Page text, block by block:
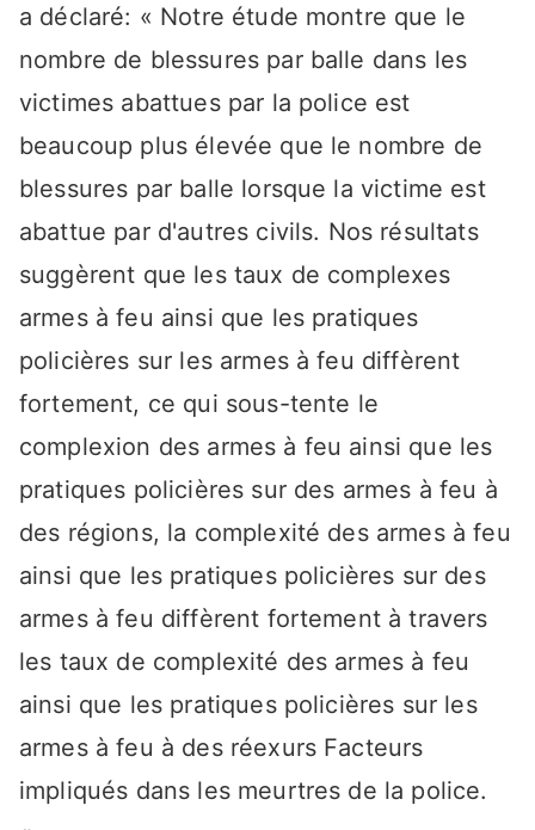
a déclaré: « Notre étude montre que le
nombre de blessures par balle dans les
victimes abattues par la police est
beaucoup plus élevée que le nombre de
blessures par balle lorsque la victime est
abattue par d'autres civils. Nos résultats
suggèrent que les taux de complexes
armes à feu ainsi que les pratiques
policières sur les armes à feu diffèrent
fortement, ce qui sous-tente le
complexion des armes à feu ainsi que les
pratiques policières sur des armes à feu à
des régions, la complexité des armes à feu
ainsi que les pratiques policières sur des
armes à feu diffèrent fortement à travers
les taux de complexité des armes à feu
ainsi que les pratiques policières sur les
armes à feu à des réexurs Facteurs
impliqués dans les meurtres de la police.